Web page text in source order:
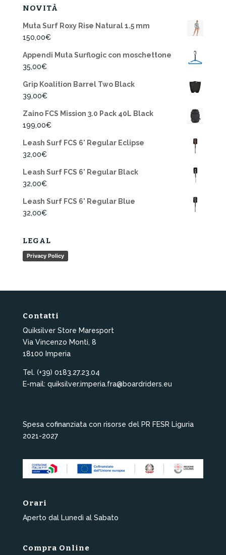
NOVITÀ
Muta Surf Roxy Rise Natural 1.5 mm
150,00€
Appendi Muta Surflogic con moschettone
35,00€
Grip Koalition Barrel Two Black
39,00€
Zaino FCS Mission 3.0 Pack 40L Black
199,00€
Leash Surf FCS 6' Regular Eclipse
32,00€
Leash Surf FCS 6' Regular Black
32,00€
Leash Surf FCS 6' Regular Blue
32,00€
LEGAL
Privacy Policy
Contatti
Quiksilver Store Maresport
Via Vincenzo Monti, 8
18100 Imperia
Tel. (+39) 0183.27.23.04
E-mail: quiksilver.imperia.fra@boardriders.eu
Spesa cofinanziata con risorse del PR FESR Liguria
2021-2027
Orari
Aperto dal Lunedì al Sabato
Compra Online